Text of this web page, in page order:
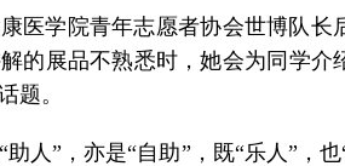
学院青年志愿者协会世博队长
的展品不熟悉时，她会为同学
题。
”，亦是“自助”，既“乐人”，